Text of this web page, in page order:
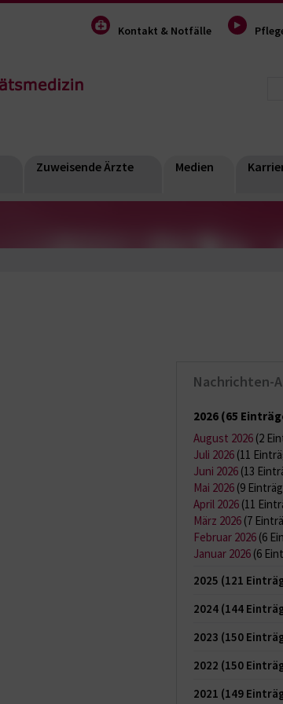
Kontakt & Notfälle
Zuweisende Ärzte Medien
Nachrichten-
2026 (65
August 2026 (2
Juli 2026 (11
Juni 2026 (13
Mai 2026 (9
April 2026 (11
März 2026 (7
Februar 2026 (6
Januar 2026 (6
2025 (121
2024 (144
2023 (150
2022 (150
2021 (149